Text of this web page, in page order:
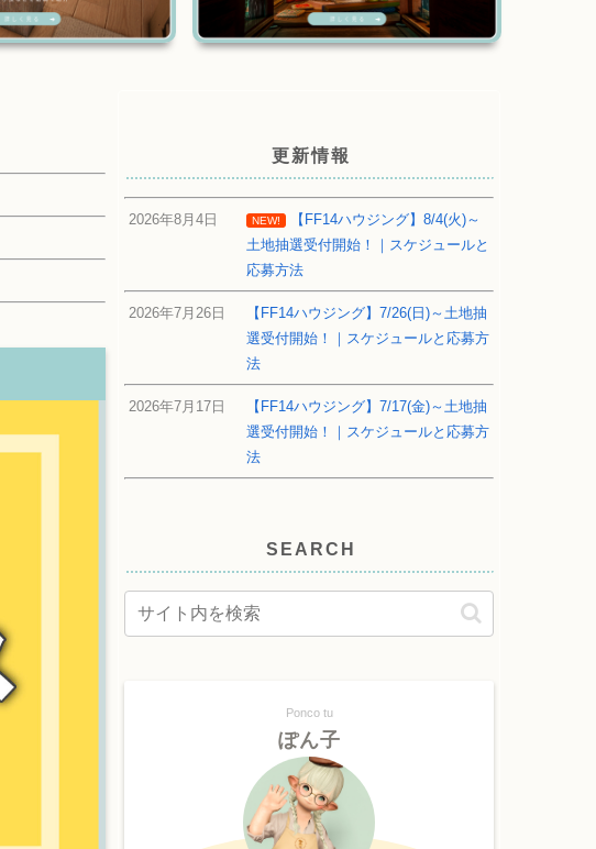
更新情報
2026年8月4日 NEW!
【FF14ハウジング】8/4(火)～
土地抽選受付開始！｜スケジュールと
応募方法
2026年7月26日
【FF14ハウジング】7/26(日)～土地抽
選受付開始！｜スケジュールと応募方
法
2026年7月17日
【FF14ハウジング】7/17(金)～土地抽
選受付開始！｜スケジュールと応募方
法
SEARCH
Ponco tu
ぽん子